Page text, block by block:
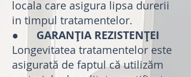
locala care asigura lipsa durerii
in timpul tratamentelor.
● GARANȚIA REZISTENȚEI
Longevitatea tratamentelor este
asigurată de faptul că utilizăm